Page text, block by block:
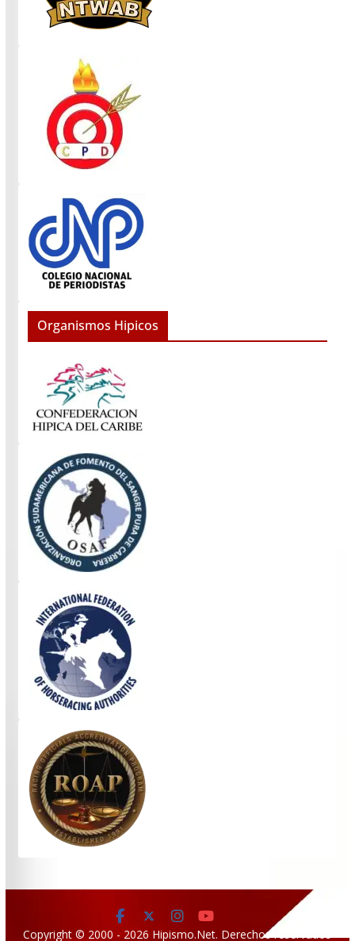
Organismos Hipicos
Copyright © 2000 - 2026 Hipismo.Net. Derechos reservados